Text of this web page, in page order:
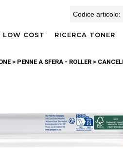
LOW COST RICERCA TONER
> PENNE A SFERA - ROLLER>